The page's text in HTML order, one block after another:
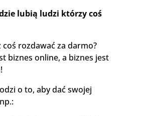
lubią ludzi którzy coś
coś rozdawać za darmo?
biznes online, a biznes jest
o to, aby dać swojej